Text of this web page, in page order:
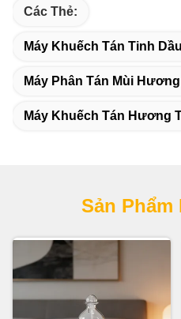
Các Thẻ:
Máy Khuếch Tán Tinh
Máy Phân Tán Mùi Hương
Máy Khuếch Tán Hương
Sản Phẩm